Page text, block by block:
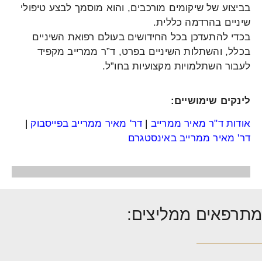
בביצוע של שיקומים מורכבים, והוא מוסמך לבצע טיפולי
שיניים בהרדמה כללית.
בכדי להתעדכן בכל החידושים בעולם רפואת השיניים
בכלל, והשתלות השיניים בפרט, ד”ר ממרייב מקפיד
לעבור השתלמויות מקצועיות בחו”ל.
לינקים שימושיים:
אודות ד"ר מאיר ממרייב דר' מאיר ממרייב בפייסבוק
דר' מאיר ממרייב באינסטגרם
מתרפאים ממליצים: